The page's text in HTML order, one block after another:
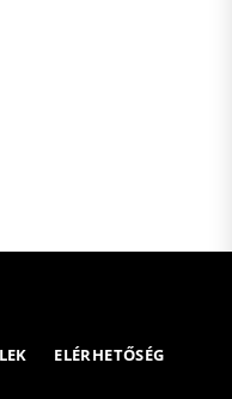
ELÉRHETŐSÉG